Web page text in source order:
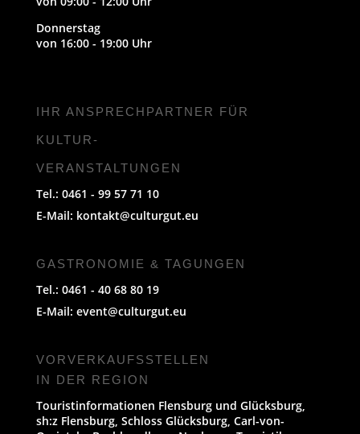
Donnerstag
von 16:00 - 19:00 Uhr
IHR ANSPRECHPARTNER FÜR
KULTUR-
VERANSTALTUNGEN
Tel.: 0461 - 99 57 71 10
E-Mail: kontakt@culturgut.eu
GASTRONOMIE & TAGUNGEN
Tel.: 0461 - 40 68 80 19
E-Mail: event@culturgut.eu
VORVERKAUFS­STELLEN
IN DER REGION
Touristinformationen Flensburg und Glücksburg,
sh:z Flensburg, Schloss Glücksburg, Carl-von-